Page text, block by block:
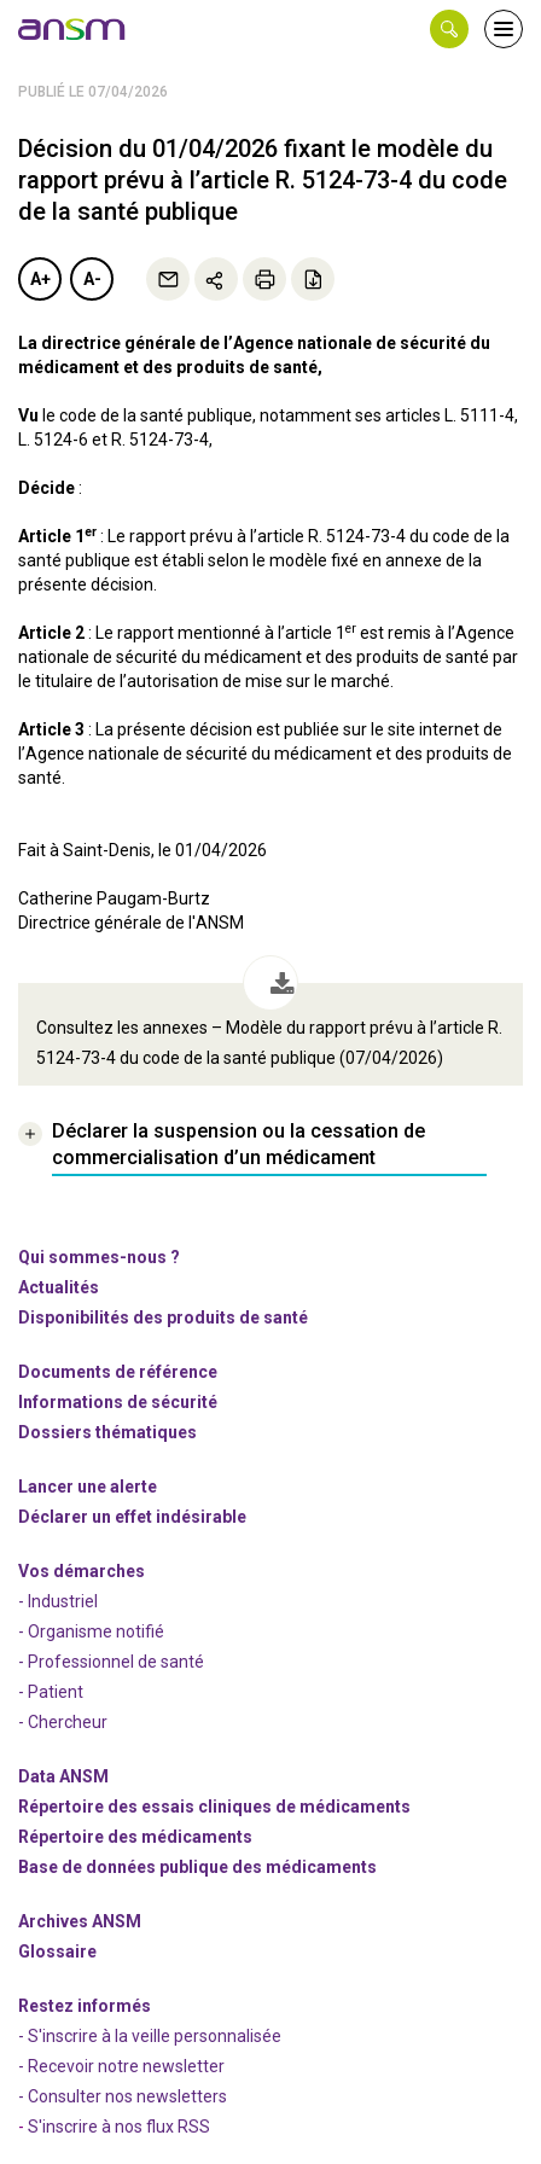
PUBLIÉ LE 07/04/2026
Décision du 01/04/2026 fixant le modèle du
rapport prévu à l’article R. 5124-73-4 du code
de la santé publique
A+ A-
La directrice générale de l’Agence nationale de sécurité du
médicament et des produits de santé,
Vu le code de la santé publique, notamment ses articles L. 5111-4,
L. 5124-6 et R. 5124-73-4,
Décide:
Article 1er : Le rapport prévu à l’article R. 5124-73-4 du code de la
santé publique est établi selon le modèle fixé en annexe de la
présente décision.
Article 2: Le rapport mentionné à l’article 1 er est remis à l’Agence
nationale de sécurité du médicament et des produits de santé par
le titulaire de l’autorisation de mise sur le marché.
Article 3 : La présente décision est publiée sur le site internet de
l’Agence nationale de sécurité du médicament et des produits de
santé.
Fait à Saint-Denis, le 01/04/2026
Catherine Paugam-Burtz
Directrice générale de l'ANSM
Consultez les annexes – Modèle du rapport prévu à l’article R.
5124-73-4 du code de la santé publique (07/04/2026)
Déclarer la suspension ou la cessation de
commercialisation d’un médicament
Qui sommes-nous ?
Actualités
Disponibilités des produits de santé
Documents de référence
Informations de sécurité
Dossiers thématiques
Lancer une alerte
Déclarer un effet indésirable
Vos démarches
- Industriel
- Organisme notifié
- Professionnel de santé
- Patient
- Chercheur
Data ANSM
Répertoire des essais cliniques de médicaments
Répertoire des médicaments
Base de données publique des médicaments
Archives ANSM
Glossaire
Restez informés
- S'inscrire à la veille personnalisée
- Recevoir notre newsletter
- Consulter nos newsletters
- S'inscrire à nos flux RSS